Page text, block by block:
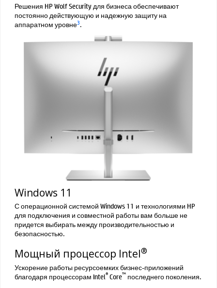
Решения HP Wolf Security для бизнеса обеспечивают
постоянно действующую и надежную защиту на
аппаратном уровне3.
Windows 11
С операционной системой Windows 11 и технологиями HP
для подключения и совместной работы вам больше не
придется выбирать между производительностью и
безопасностью.
Мощный процессор Intel®
Ускорение работы ресурсоемких бизнес-приложений
благодаря процессорам Intel®Core™ последнего поколения.